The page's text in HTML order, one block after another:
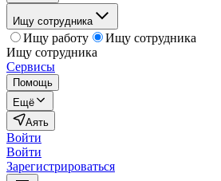
Ищу сотрудника
Ищу работу
Ищу сотрудника
Ищу сотрудника
Сервисы
Помощь
Ещё
Аять
Войти
Войти
Зарегистрироваться